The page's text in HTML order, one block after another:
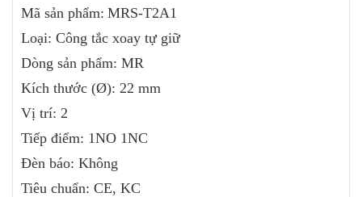
Mã sản phẩm: MRS-T2A1
Loại: Công tắc xoay tự giữ
Dòng sản phẩm: MR
Kích thước (Ø): 22 mm
Vị trí: 2
Tiếp điểm: 1NO 1NC
Đèn báo: Không
Tiêu chuẩn: CE, KC